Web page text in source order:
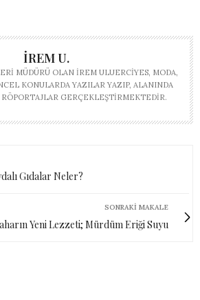
İREM U.
MÜDÜRÜ OLAN İREM ULUERCIYES, MODA,
KONULARDA YAZILAR YAZIP, ALANINDA
GERÇEKLEŞTIRMEKTEDIR.
Gıdalar Neler?
SONRAKI MAKALE
Yeni Lezzeti; Mürdüm Eriği Suyu